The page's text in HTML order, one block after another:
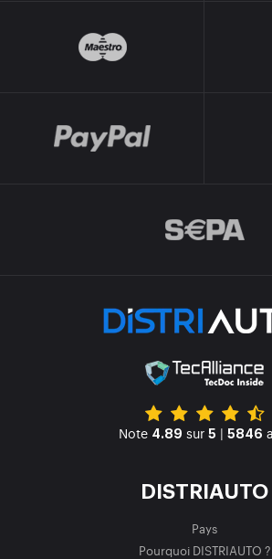
Note 4.89 sur 5 | 5846
DISTRIAUTO
Pays
Pourquoi DISTRIAUTO ?